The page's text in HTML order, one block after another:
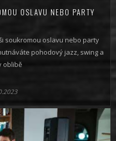
OSLAVU NEBO PARTY
soukromou oslavu nebo party
pohodový jazz, swing a
oblibě